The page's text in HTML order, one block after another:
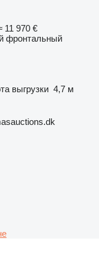
11 970 €
фронтальный
выгрузки 4,7 м